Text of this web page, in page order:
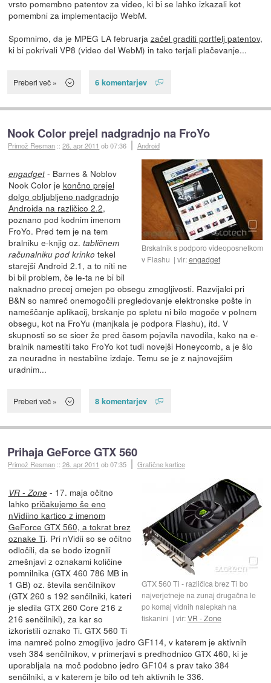
vrsto pomembno patentov za video, ki bi se lahko izkazali kot
pomembni za implementacijo WebM.
Spomnimo, da je MPEG LA februarja začel graditi portfelj patentov,
ki bi pokrivali VP8 (video del WebM) in tako terjali plačevanje...
Preberi več » 6 komentarjev
Nook Color prejel nadgradnjo na FroYo
Primož Resman ::26. apr 2011 ob 07:36 Android
Brskalnik s podporo videoposnetkom
v Flashu
vir:engadget
engadget- Barnes & Noblov
Nook Color je končno prejel
dolgo obljubljeno nadgradnjo
Androida na različico 2.2,
poznano pod kodnim imenom
FroYo. Pred tem je na tem
bralniku e-knjig oz. tabličnem
računalniku pod krinko tekel
starejši Android 2.1, a to niti ne
bi bil problem, če le-ta ne bi bil
naknadno precej omejen po obsegu zmogljivosti. Razvijalci pri
B&N so namreč onemogočili pregledovanje elektronske pošte in
nameščanje aplikacij, brskanje po spletu ni bilo mogoče v polnem
obsegu, kot na FroYu (manjkala je podpora Flashu), itd. V
skupnosti so se sicer že pred časom pojavila navodila, kako na e-
bralnik namestiti tako FroYo kot tudi novejši Honeycomb, a je šlo
za neuradne in nestabilne izdaje. Temu se je z najnovejšim
uradnim...
Preberi več » 8 komentarjev
Prihaja GeForce GTX 560
Primož Resman ::26. apr 2011 ob 07:35 Grafične kartice
GTX 560 Ti - različica brez Ti bo
najverjetneje na zunaj drugačna le
po komaj vidnih nalepkah na
tiskanini
vir:VR - Zone
VR - Zone- 17. maja očitno
lahko pričakujemo še eno
nVidiino kartico z imenom
GeForce GTX 560, a tokrat brez
oznake Ti. Pri nVidii so se očitno
odločili, da se bodo izognili
zmešnjavi z oznakami količine
pomnilnika (GTX 460 786 MB in
1 GB) oz. števila senčilnikov
(GTX 260 s 192 senčilniki, kateri
je sledila GTX 260 Core 216 z
216 senčilniki), za kar so
izkoristili oznako Ti. GTX 560 Ti
ima namreč polno zmogljivo jedro GF114, v katerem je aktivnih
vseh 384 senčilnikov, v primerjavi s predhodnico GTX 460, ki je
uporabljala na moč podobno jedro GF104 s prav tako 384
senčilniki, a v katerem je bilo od teh aktivnih le 336.